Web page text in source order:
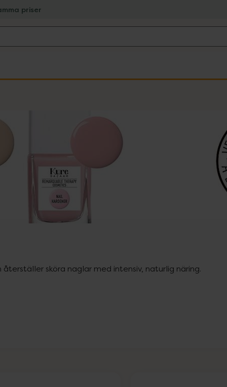
priser
sköra naglar med intensiv, naturlig näring.